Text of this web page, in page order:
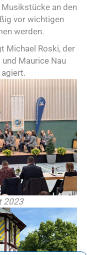
an den
vor wichtigen
werden.
Michael Roski, der
Maurice Nau
2023